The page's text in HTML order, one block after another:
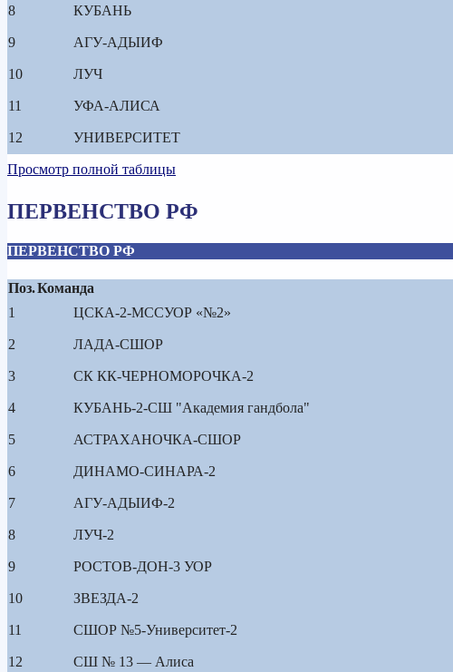
8 КУБАНЬ
9 АГУ-АДЫИФ
10 ЛУЧ
11 УФА-АЛИСА
12 УНИВЕРСИТЕТ
Просмотр полной таблицы
ПЕРВЕНСТВО РФ
ПЕРВЕНСТВО РФ
Поз.Команда
1
ЦСКА-2-МССУОР «№2»
2 ЛАДА-СШОР
3 СК КК-ЧЕРНОМОРОЧКА-2
4 КУБАНЬ-2-СШ "Академия гандбола"
5 АСТРАХАНОЧКА-СШОР
6 ДИНАМО-СИНАРА-2
7 АГУ-АДЫИФ-2
8 ЛУЧ-2
9 РОСТОВ-ДОН-3 УОР
10 ЗВЕЗДА-2
11 СШОР №5-Университет-2
12 СШ № 13 — Алиса